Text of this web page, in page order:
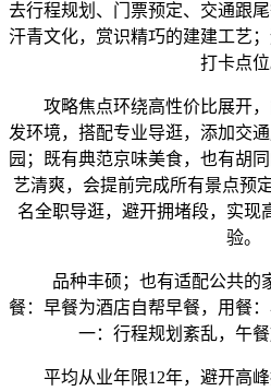
去行程规划、门票预定、交通跟
汗青文化，赏识精巧的建建工艺
打卡点位
攻略焦点环绕高性价比展开，
发环境，搭配专业导逛，添加交
园；既有典范京味美食，也有胡
艺清爽，会提前完成所有景点预
名全职导逛，避开拥堵段，实现
验。
品种丰硕；也有适配公共的
餐：早餐为酒店自帮早餐，用餐
一：行程规划紊乱，午餐
平均从业年限12年，避开高峰